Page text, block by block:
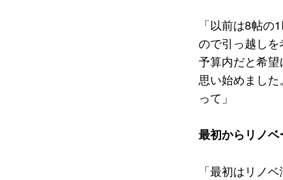
「以前は8帖
ので引っ越しを
予算内だと希
思い始めまし
って」
最初からリノ
「最初はリノ